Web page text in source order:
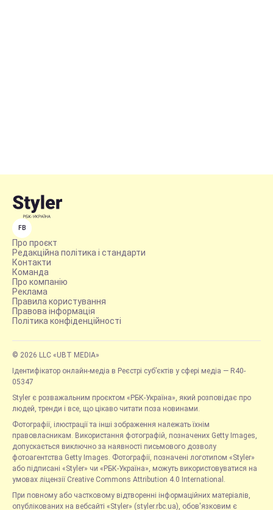
FB
Про проєкт
Редакційна політика і стандарти
Контакти
Команда
Про компанію
Реклама
Правила користування
Правова інформація
Політика конфіденційності
© 2026 LLC «UBT MEDIA»
Ідентифікатор онлайн-медіа в Реєстрі суб’єктів у сфері медіа — R40-
05347
Styler є розважальним проєктом «РБК-Україна», який розповідає про
людей, тренди і все, що цікаво читати поза новинами.
Фотографії, ілюстрації та інші зображення належать їхнім
правовласникам. Використання фотографій, позначених Getty Images,
допускається виключно за наявності письмового дозволу
фотоагентства Getty Images. Фотографії, позначені логотипом «Styler»
або підписані «Styler» чи «РБК-Україна», можуть використовуватися на
умовах ліцензії Creative Commons Attribution 4.0 International.
При повному або частковому відтворенні інформаційних матеріалів,
опублікованих на вебсайті «Styler» (styler.rbc.ua), обов'язковим є